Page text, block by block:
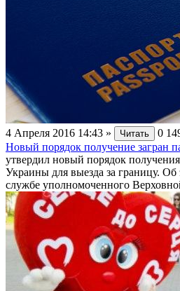
4 Апреля 2016 14:43 » Читать 0
Новый порядок получение загран
утвердил новый порядок
Украины для выезда за границу.
службе уполномоченного